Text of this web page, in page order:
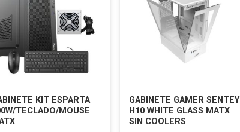
KIT ESPARTA
TECLADO/MOUSE
GABINETE GAMER SENTEY
H10 WHITE GLASS MATX
SIN COOLERS